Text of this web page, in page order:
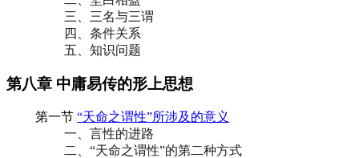
三、三名与三谓
四、条件关系
五、知识问题
第八章 中庸易传的形上思想
第一节 “天命之谓性”所涉及的意义
一、言性的进路
二、“天命之谓性”的第二种方式